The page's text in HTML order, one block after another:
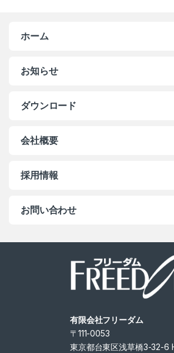
ホーム
お知らせ
ダウンロード
会社概要
採用情報
お問い合わせ
有限会社フリーダム
〒111-0053
東京都台東区浅草橋3-32-6